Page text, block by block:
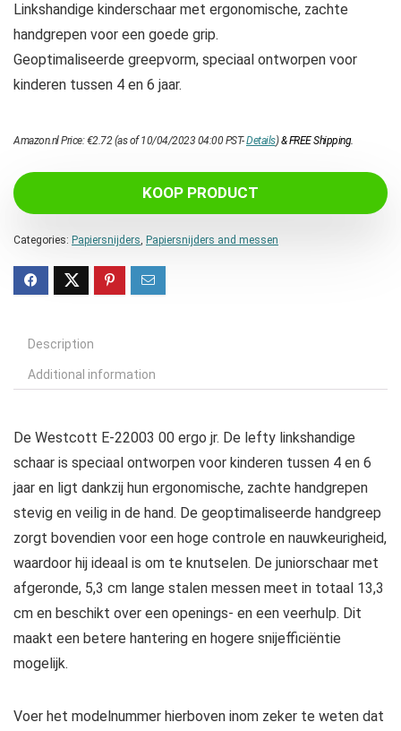
Linkshandige kinderschaar met ergonomische, zachte
handgrepen voor een goede grip.
Geoptimaliseerde greepvorm, speciaal ontworpen voor
kinderen tussen 4 en 6 jaar.
Amazon.nl Price:€2.72 (as of 10/04/2023 04:00 PST-Details)&FREE Shipping.
KOOP PRODUCT
Categories: Papiersnijders, Papiersnijders and messen
Description
Additional information
De Westcott E-22003 00 ergo jr. De lefty linkshandige
schaar is speciaal ontworpen voor kinderen tussen 4 en 6
jaar en ligt dankzij hun ergonomische, zachte handgrepen
stevig en veilig in de hand. De geoptimaliseerde handgreep
zorgt bovendien voor een hoge controle en nauwkeurigheid,
waardoor hij ideaal is om te knutselen. De juniorschaar met
afgeronde, 5,3 cm lange stalen messen meet in totaal 13,3
cm en beschikt over een openings- en een veerhulp. Dit
maakt een betere hantering en hogere snijefficiëntie
mogelijk.
Voer het modelnummer hierboven inom zeker te weten dat